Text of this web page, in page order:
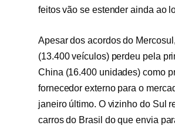
feitos vão se estender ainda ao
Apesar dos acordos do
(13.400 veículos) perdeu pela
China (16.400 unidades) como
fornecedor externo para o
janeiro último. O vizinho do Sul
carros do Brasil do que envia